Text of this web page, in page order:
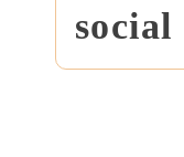
social